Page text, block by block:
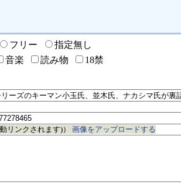
フリー 指定無し
音楽 読み物 18禁
リンクされます)） 画像をアップロードする